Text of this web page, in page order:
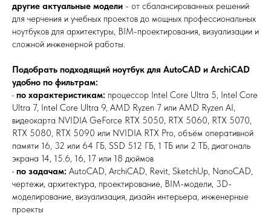
другие актуальные модели - от сбалансированных решений
для черчения и учебных проектов до мощных профессиональных
ноутбуков для архитектуры, BIM-проектирования, визуализации и
сложной инженерной работы.
Подобрать подходящий ноутбук для AutoCAD и ArchiCAD
удобно по фильтрам:
• по характеристикам: процессор Intel Core Ultra 5, Intel Core
Ultra 7, Intel Core Ultra 9, AMD Ryzen 7 или AMD Ryzen AI,
видеокарта NVIDIA GeForce RTX 5050, RTX 5060, RTX 5070,
RTX 5080, RTX 5090 или NVIDIA RTX Pro, объём оперативной
памяти 16, 32 или 64 ГБ, SSD 512 ГБ, 1 ТБ или 2 ТБ, диагональ
экрана 14, 15.6, 16, 17 или 18 дюймов
• по задачам: AutoCAD, ArchiCAD, Revit, SketchUp, NanoCAD,
чертежи, архитектура, проектирование, BIM-модели, 3D-
моделирование, визуализация, дизайн интерьера, инженерные
проекты